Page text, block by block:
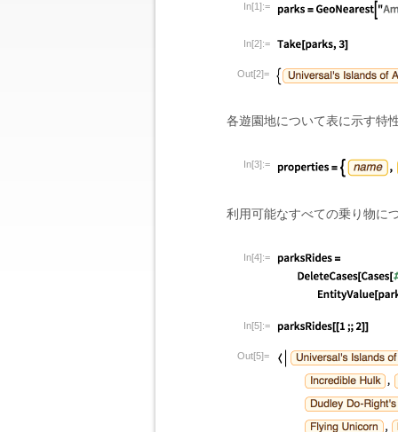
In[1]:=
In[2]:=
Out[2]=
各遊園地について表に示す特
In[3]:=
利用可能なすべての乗り物に
In[4]:=
In[5]:=
Out[5]=